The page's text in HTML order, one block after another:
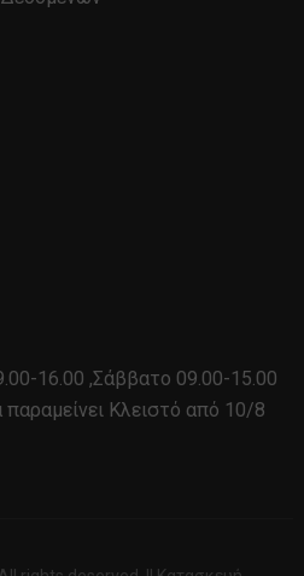
16.00 ,Σάββατο 09.00-15.00
Κλειστό από 10/8